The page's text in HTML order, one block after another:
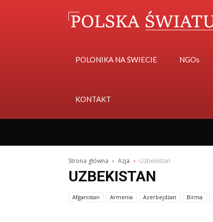
POLONIKA NA ŚWIECIE NGOs
KONTAKT
Strona główna Azja Uzbekistan
UZBEKISTAN
Afganistan Armenia Azerbejdżan Birma